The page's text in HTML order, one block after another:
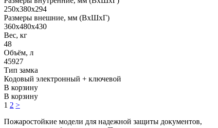
250x380x294
Размеры внешние, мм (ВхШхГ)
360x480x430
Вес, кг
48
Объём, л
45927
Тип замка
Кодовый электронный + ключевой
В корзину
В корзину
1 2 >
Пожаростойкие модели для надежной защиты документов,